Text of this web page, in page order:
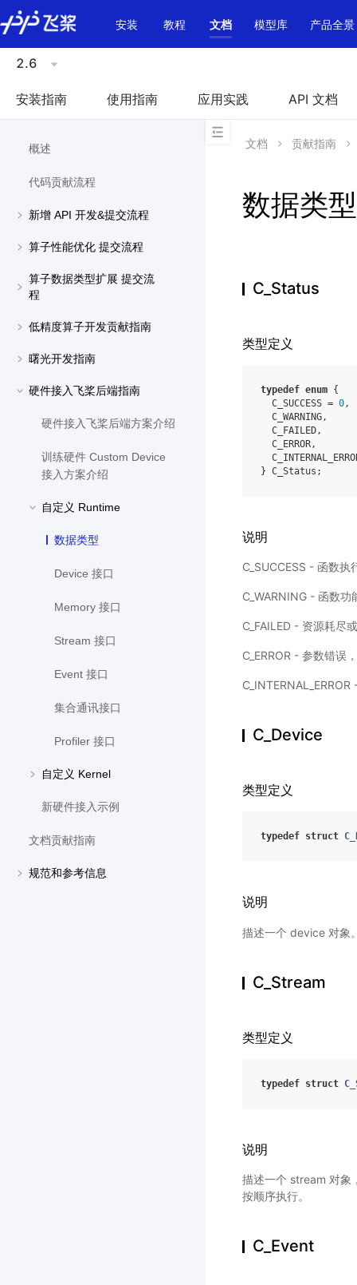
\u200E
安装
教程 文档 模型库 产品全景
2.6
安装指南 使用指南 应用实践 API 文档
概述
代码贡献流程
新增 API 开发&提交流程
算子性能优化 提交流程
算子数据类型扩展 提交流
程
低精度算子开发贡献指南
曙光开发指南
硬件接入飞桨后端指南
硬件接入飞桨后端方案介绍
训练硬件 Custom Device
接入方案介绍
自定义 Runtime
数据类型
Device 接口
Memory 接口
Stream 接口
Event 接口
集合通讯接口
Profiler 接口
自定义 Kernel
新硬件接入示例
文档贡献指南
规范和参考信息
文档 贡献指南
数据类型
C_Status
类型定义
typedef enum {
C_SUCCESS = 0,
C_WARNING,
C_FAILED,
C_ERROR,
} C_Status ;
说明
C_SUCCESS - 函数执
C_WARNING - 函数
C_FAILED - 资源耗尽
C_ERROR - 参数错误
C_Device
类型定义
typedef struct
说明
描述一个 device 对象
C_Stream
类型定义
typedef struct
说明
描述一个 stream 对象
按顺序执行。
C_Event